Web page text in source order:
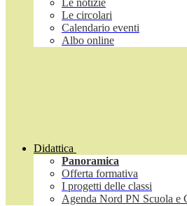
Le notizie
Le circolari
Calendario eventi
Albo online
Didattica
Panoramica
Offerta formativa
I progetti delle classi
Agenda Nord PN Scuola e